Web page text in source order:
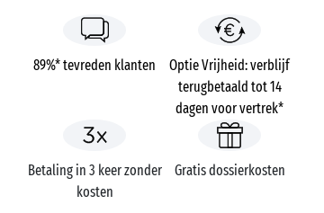
89%* tevreden klanten
Optie Vrijheid: verblijf
terugbetaald tot 14
dagen voor vertrek*
Betaling in 3 keer zonder
kosten
Gratis dossierkosten